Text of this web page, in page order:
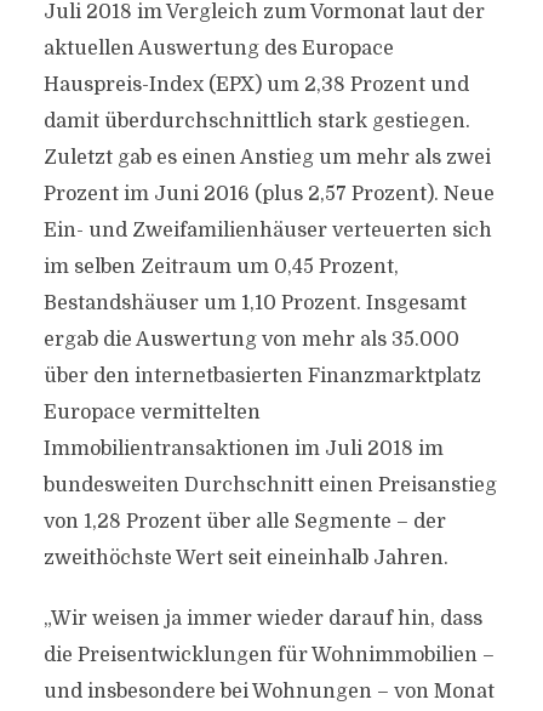
Juli 2018 im Vergleich zum Vormonat laut der
aktuellen Auswertung des Europace
Hauspreis-Index (EPX) um 2,38 Prozent und
damit überdurchschnittlich stark gestiegen.
Zuletzt gab es einen Anstieg um mehr als zwei
Prozent im Juni 2016 (plus 2,57 Prozent). Neue
Ein- und Zweifamilienhäuser verteuerten sich
im selben Zeitraum um 0,45 Prozent,
Bestandshäuser um 1,10 Prozent. Insgesamt
ergab die Auswertung von mehr als 35.000
über den internetbasierten Finanzmarktplatz
Europace vermittelten
Immobilientransaktionen im Juli 2018 im
bundesweiten Durchschnitt einen Preisanstieg
von 1,28 Prozent über alle Segmente – der
zweithöchste Wert seit eineinhalb Jahren.
„Wir weisen ja immer wieder darauf hin, dass
die Preisentwicklungen für Wohnimmobilien –
und insbesondere bei Wohnungen – von Monat